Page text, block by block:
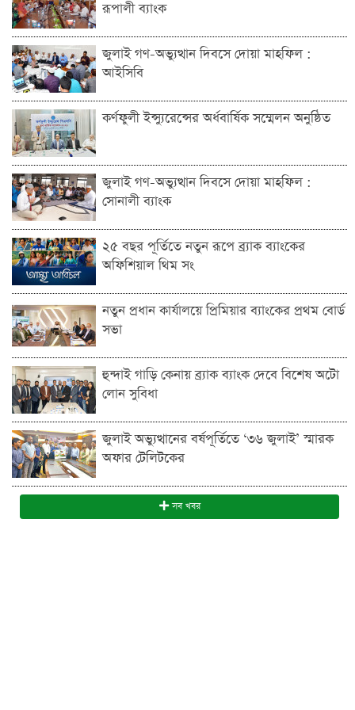
রূপালী ব্যাংক
জুলাই গণ-অভ্যুত্থান দিবসে দোয়া মাহফিল :
আইসিবি
কর্ণফুলী ইন্স্যুরেন্সের অর্ধবার্ষিক সম্মেলন অনুষ্ঠিত
জুলাই গণ-অভ্যুত্থান দিবসে দোয়া মাহফিল :
সোনালী ব্যাংক
২৫ বছর পূর্তিতে নতুন রূপে ব্র্যাক ব্যাংকের
অফিশিয়াল থিম সং
নতুন প্রধান কার্যালয়ে প্রিমিয়ার ব্যাংকের প্রথম বোর্ড
সভা
হুন্দাই গাড়ি কেনায় ব্র্যাক ব্যাংক দেবে বিশেষ অটো
লোন সুবিধা
জুলাই অভ্যুত্থানের বর্ষপূর্তিতে ‘৩৬ জুলাই’ স্মারক
অফার টেলিটকের
সব খবর